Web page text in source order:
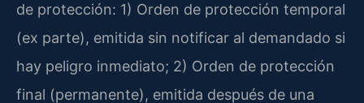
de protección: 1) Orden de protección temporal
(ex parte), emitida sin notificar al demandado si
hay peligro inmediato; 2) Orden de protección
final (permanente), emitida después de una